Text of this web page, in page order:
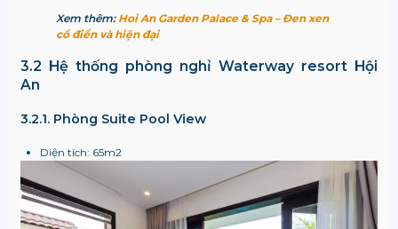
Xem thêm: Hoi An Garden Palace & Spa – Đen xen
cổ điển và hiện đại
3.2 Hệ thống phòng nghỉWaterway resort Hội
An
3.2.1. Phòng Suite Pool View
Diện tích: 65m2